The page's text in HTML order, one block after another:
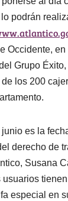
podrán
Occidente,
Grupo
los 200
es la
derecho de
Susana
usuarios
especial en